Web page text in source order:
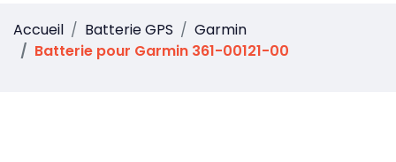
Accueil Batterie GPS
Garmin
Batterie pour Garmin 361-00121-00